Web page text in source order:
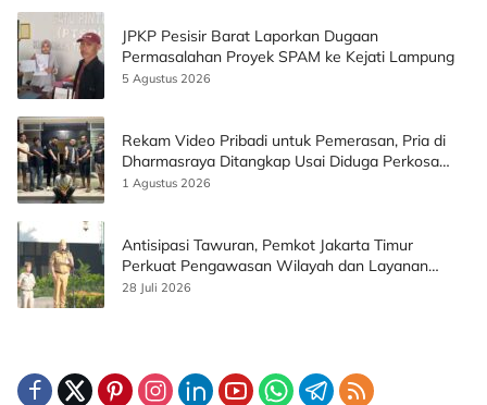
JPKP Pesisir Barat Laporkan Dugaan
Permasalahan Proyek SPAM ke Kejati Lampung
5 Agustus 2026
Rekam Video Pribadi untuk Pemerasan, Pria di
Dharmasraya Ditangkap Usai Diduga Perkosa
Korban
1 Agustus 2026
Antisipasi Tawuran, Pemkot Jakarta Timur
Perkuat Pengawasan Wilayah dan Layanan
Publik
28 Juli 2026